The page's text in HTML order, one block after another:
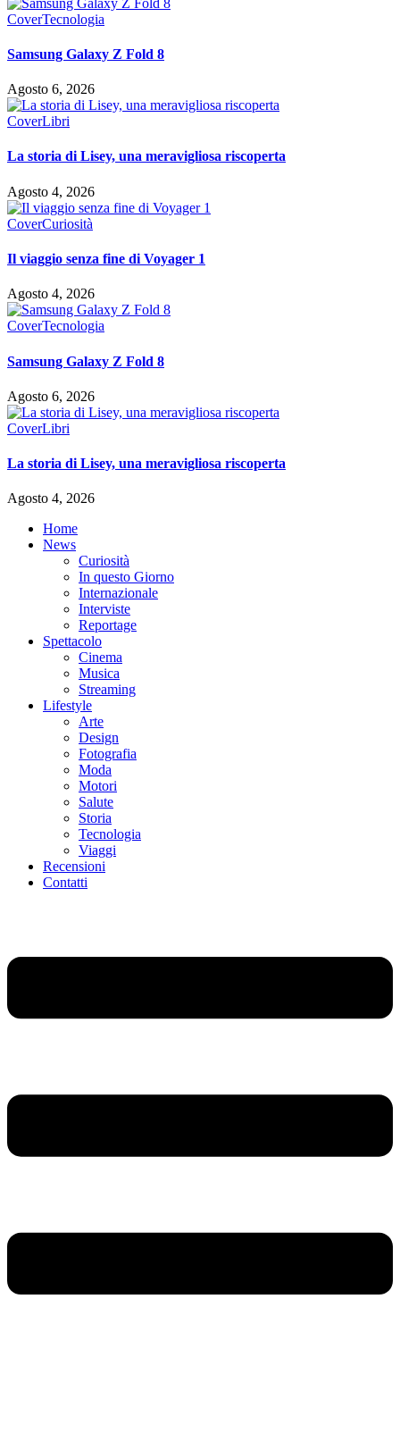
CoverTecnologia
Samsung Galaxy Z Fold 8
Agosto 6, 2026
CoverLibri
La storia di Lisey, una meravigliosa riscoperta
Agosto 4, 2026
CoverCuriosità
Il viaggio senza fine di Voyager 1
Agosto 4, 2026
CoverTecnologia
Samsung Galaxy Z Fold 8
Agosto 6, 2026
CoverLibri
La storia di Lisey, una meravigliosa riscoperta
Agosto 4, 2026
Home
News
Curiosità
In questo Giorno
Internazionale
Interviste
Reportage
Spettacolo
Cinema
Musica
Streaming
Lifestyle
Arte
Design
Fotografia
Moda
Motori
Salute
Storia
Tecnologia
Viaggi
Recensioni
Contatti